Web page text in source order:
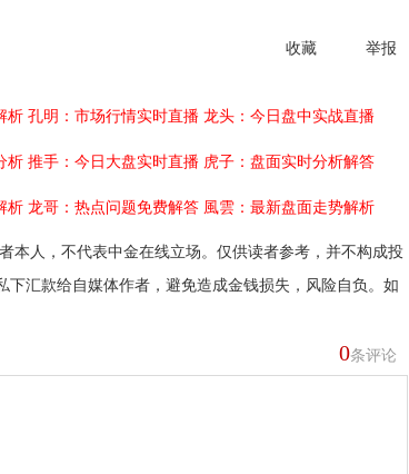
收藏 举报
析 孔明：市场行情实时直播 龙头：今日盘中实战直播
析 推手：今日大盘实时直播 虎子：盘面实时分析解答
析 龙哥：热点问题免费解答 風雲：最新盘面走势解析
本人，不代表中金在线立场。仅供读者参考，并不构成投
汇款给自媒体作者，避免造成金钱损失，风险自负。如
0条评论